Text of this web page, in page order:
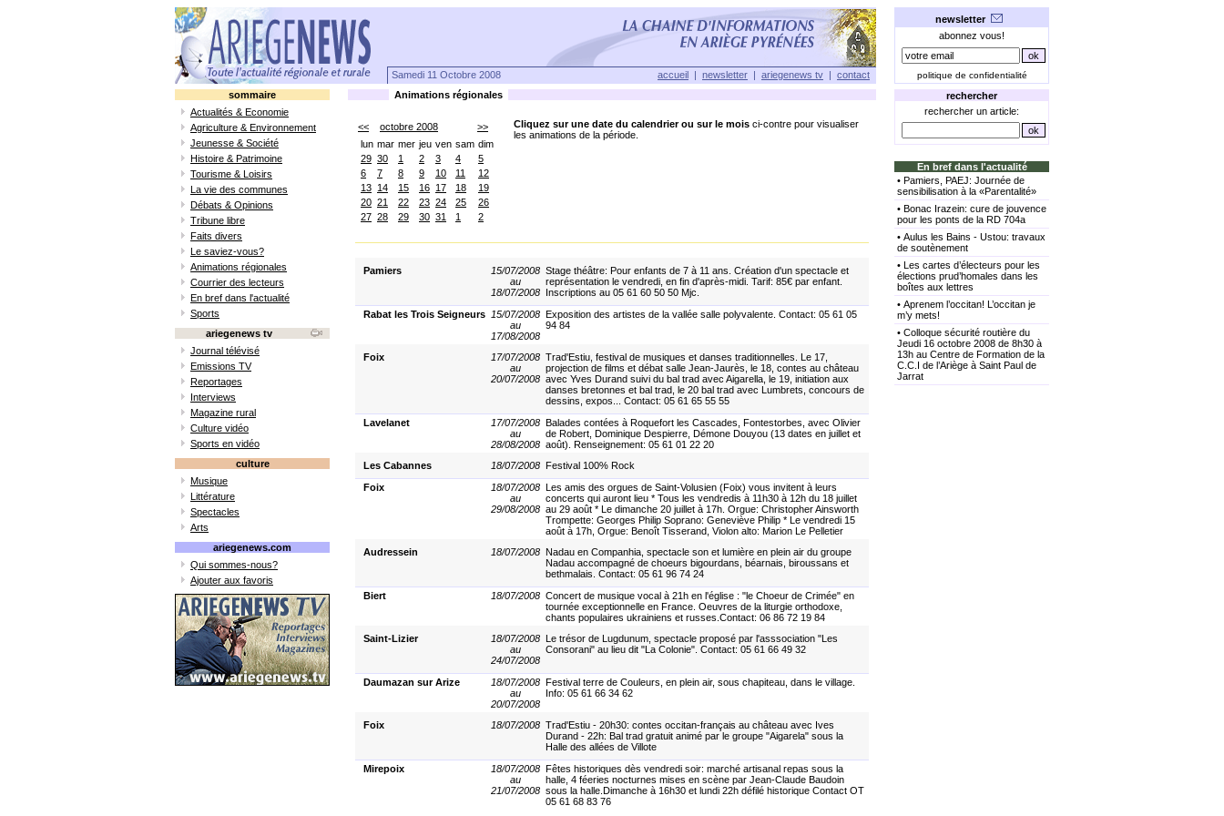
Samedi 11 Octobre 2008 accueil | newsletter | ariegenews tv | contact
newsletter
abonnez vous!
politique de confidentialité
sommaire
Actualités & Economie
Agriculture & Environnement
Jeunesse & Société
Histoire & Patrimoine
Tourisme & Loisirs
La vie des communes
Débats & Opinions
Tribune libre
Faits divers
Le saviez-vous?
Animations régionales
Courrier des lecteurs
En bref dans l'actualité
Sports
ariegenews tv
Journal télévisé
Emissions TV
Reportages
Interviews
Magazine rural
Culture vidéo
Sports en vidéo
culture
Musique
Littérature
Spectacles
Arts
ariegenews.com
Qui sommes-nous?
Ajouter aux favoris
Animations régionales
<< octobre 2008
>>
lun mar mer jeu ven sam dim
29 30 1 2 3 4
5
6
7 8 9 10 11
12
13 14 15 16 17 18
19
20 21 22 23 24 25
26
27 28 29 30 31 1 2
Cliquez sur une date du calendrier ou sur le mois ci-contre pour visualiser
les animations de la période.
Pamiers
15/07/2008
au
18/07/2008
Stage théâtre: Pour enfants de 7 à 11 ans. Création d'un spectacle et
représentation le vendredi, en fin d'après-midi. Tarif: 85€ par enfant.
Inscriptions au 05 61 60 50 50 Mjc.
Rabat les Trois Seigneurs 15/07/2008
au
17/08/2008
Exposition des artistes de la vallée salle polyvalente. Contact: 05 61 05
94 84
Foix
17/07/2008
au
20/07/2008
Trad'Estiu, festival de musiques et danses traditionnelles. Le 17,
projection de films et débat salle Jean-Jaurès, le 18, contes au château
avec Yves Durand suivi du bal trad avec Aigarella, le 19, initiation aux
danses bretonnes et bal trad, le 20 bal trad avec Lumbrets, concours de
dessins, expos... Contact: 05 61 65 55 55
Lavelanet
17/07/2008
au
28/08/2008
Balades contées à Roquefort les Cascades, Fontestorbes, avec Olivier
de Robert, Dominique Despierre, Démone Douyou (13 dates en juillet et
août). Renseignement: 05 61 01 22 20
Les Cabannes
18/07/2008 Festival 100% Rock
Foix
18/07/2008
au
29/08/2008
Les amis des orgues de Saint-Volusien (Foix) vous invitent à leurs
concerts qui auront lieu * Tous les vendredis à 11h30 à 12h du 18 juillet
au 29 août * Le dimanche 20 juillet à 17h. Orgue: Christopher Ainsworth
Trompette: Georges Philip Soprano: Geneviève Philip * Le vendredi 15
août à 17h, Orgue: Benoît Tisserand, Violon alto: Marion Le Pelletier
Audressein
18/07/2008 Nadau en Companhia, spectacle son et lumière en plein air du groupe
Nadau accompagné de choeurs bigourdans, béarnais, biroussans et
bethmalais. Contact: 05 61 96 74 24
Biert
18/07/2008 Concert de musique vocal à 21h en l'église : "le Choeur de Crimée" en
tournée exceptionnelle en France. Oeuvres de la liturgie orthodoxe,
chants populaires ukrainiens et russes.Contact: 06 86 72 19 84
Saint-Lizier
18/07/2008
au
24/07/2008
Le trésor de Lugdunum, spectacle proposé par l'asssociation "Les
Consorani" au lieu dit "La Colonie". Contact: 05 61 66 49 32
Daumazan sur Arize
18/07/2008
au
20/07/2008
Festival terre de Couleurs, en plein air, sous chapiteau, dans le village.
Info: 05 61 66 34 62
Foix 18/07/2008 Trad'Estiu - 20h30: contes occitan-français au château avec Ives
Durand - 22h: Bal trad gratuit animé par le groupe "Aigarela" sous la
Halle des allées de Villote
Mirepoix
18/07/2008
au
21/07/2008
Fêtes historiques dès vendredi soir: marché artisanal repas sous la
halle, 4 féeries nocturnes mises en scène par Jean-Claude Baudoin
sous la halle.Dimanche à 16h30 et lundi 22h défilé historique Contact OT
05 61 68 83 76
rechercher
rechercher un article:
En bref dans l'actualité
• Pamiers, PAEJ: Journée de
sensibilisation à la «Parentalité»
• Bonac Irazein: cure de jouvence
pour les ponts de la RD 704a
• Aulus les Bains - Ustou: travaux
de soutènement
• Les cartes d’électeurs pour les
élections prud’homales dans les
boîtes aux lettres
• Aprenem l’occitan! L’occitan je
m’y mets!
• Colloque sécurité routière du
Jeudi 16 octobre 2008 de 8h30 à
13h au Centre de Formation de la
C.C.I de l’Ariège à Saint Paul de
Jarrat